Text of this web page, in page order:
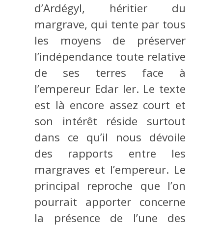
d’Ardégyl, héritier du
margrave, qui tente par tous
les moyens de préserver
l’indépendance toute relative
de ses terres face à
l’empereur Edar Ier. Le texte
est là encore assez court et
son intérêt réside surtout
dans ce qu’il nous dévoile
des rapports entre les
margraves et l’empereur. Le
principal reproche que l’on
pourrait apporter concerne
la présence de l’une des